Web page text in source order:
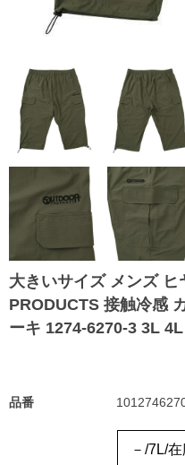
大きいサイズ メンズ
PRODUCTS 接触冷感
ーキ 1274-6270-3 3L
品番